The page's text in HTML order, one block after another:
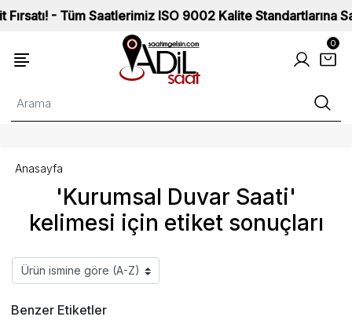
- Tüm Saatlerimiz ISO 9002 Kalite Standartlarına
0
'Kurumsal Duvar Saati'
kelimesi için etiket sonuçları
Anasayfa
Benzer Etiketler